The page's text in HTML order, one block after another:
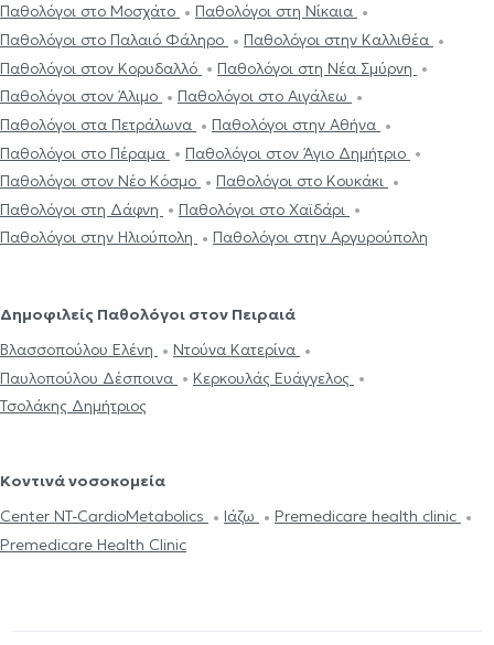
Παθολόγοι στο Μοσχάτο
Παθολόγοι στη Νίκαια
Παθολόγοι στο Παλαιό Φάληρο
Παθολόγοι στην Καλλιθέα
Παθολόγοι στον Κορυδαλλό
Παθολόγοι στη Νέα Σμύρνη
Παθολόγοι στον Άλιμο
Παθολόγοι στο Αιγάλεω
Παθολόγοι στα Πετράλωνα
Παθολόγοι στην Αθήνα
Παθολόγοι στο Πέραμα
Παθολόγοι στον Άγιο Δημήτριο
Παθολόγοι στον Νέο Κόσμο
Παθολόγοι στο Κουκάκι
Παθολόγοι στη Δάφνη
Παθολόγοι στο Χαϊδάρι
Παθολόγοι στην Ηλιούπολη
Παθολόγοι στην Αργυρούπολη
Δημοφιλείς Παθολόγοι στον Πειραιά
Βλασσοπούλου Ελένη
Ντούνα Κατερίνα
Παυλοπούλου Δέσποινα
Κερκουλάς Ευάγγελος
Τσολάκης Δημήτριος
Κοντινά νοσοκομεία
Center NT-CardioMetabolics
Ιάζω
Premedicare health clinic
Premedicare Health Clinic